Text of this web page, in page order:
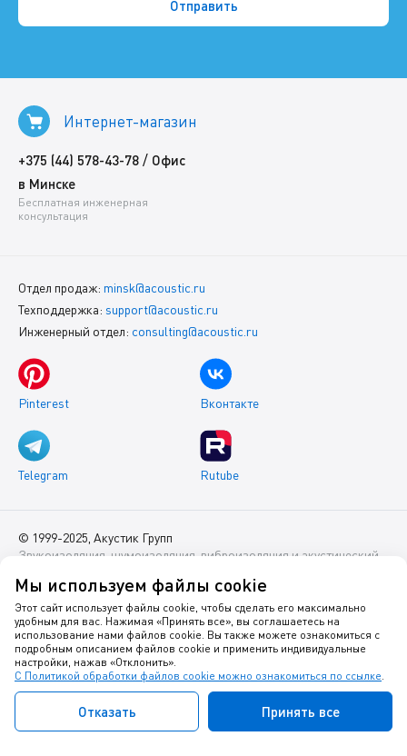
Интернет-магазин
+375 (44) 578-43-78 / Офис
в Минске
Бесплатная инженерная
консультация
Отдел продаж: minsk@acoustic.ru
Техподдержка: support@acoustic.ru
Инженерный отдел: consulting@acoustic.ru
Pinterest Вконтакте
Telegram Rutube
© 1999-2025, Акустик Групп
Звукоизоляция, шумоизоляция, виброизоляция и акустический
Данный интернет-сайт носит исключительно информационный
характер и ни при каких условиях не является публичной
офертой.
Политика оператора в отношении обработки персональных
данных
Политика в отношении куки-файлов
Мы используем файлы cookie
Этот сайт использует файлы cookie, чтобы сделать его максимально
удобным для вас. Нажимая «Принять все», вы соглашаетесь на
использование нами файлов cookie. Вы также можете ознакомиться с
подробным описанием файлов cookie и применить индивидуальные
настройки, нажав «Отклонить».
С Политикой обработки файлов cookie можно ознакомиться по ссылке.
Отказать Принять все